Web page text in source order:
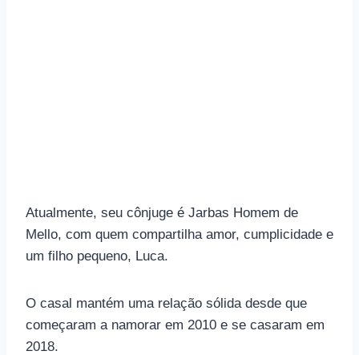
Atualmente, seu cônjuge é Jarbas Homem de
Mello, com quem compartilha amor, cumplicidade e
um filho pequeno, Luca.
O casal mantém uma relação sólida desde que
começaram a namorar em 2010 e se casaram em
2018.